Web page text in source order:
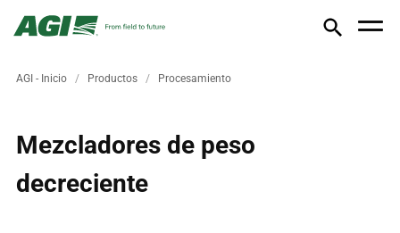
AGI - Inicio Productos Procesamiento
Mezcladores de peso
decreciente